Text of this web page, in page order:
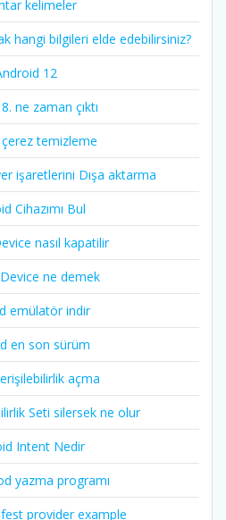
kelimeler
hangi bilgileri elde edebilirsiniz?
12
ne zaman çıktı
temizleme
işaretlerini Dışa aktarma
Cihazımı Bul
nasıl kapatilir
ne demek
emülatör indir
en son sürüm
açma
Seti silersek ne olur
Intent Nedir
yazma programı
provider example